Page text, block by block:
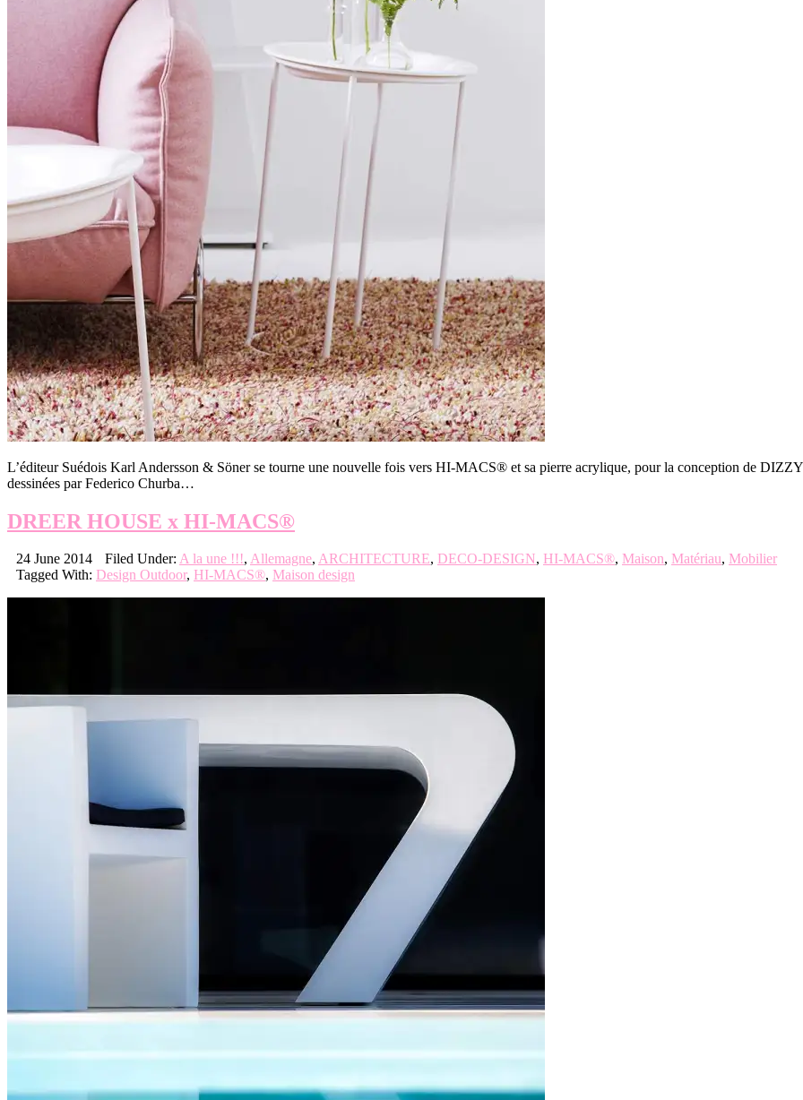
L’éditeur Suédois Karl Andersson & Söner se tourne une nouvelle fois vers HI-MACS® et sa pierre acrylique, pour la conception de
dessinées par Federico Churba…
DREER HOUSE x HI-MACS®
24 June 2014 Filed Under: A la une !!!, Allemagne, ARCHITECTURE, DECO-DESIGN, HI-MACS®, Maison, Matériau, Mobilier
Tagged With: Design Outdoor, HI-MACS®, Maison design